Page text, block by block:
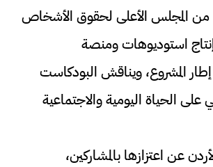
من المجلس الأعلى لحقوق الأشخاص
استوديوهات ومنصة
المشروع، ويناقش البودكاست
على الحياة اليومية والاجتماعية
عن اعتزازها بالمشاركين،